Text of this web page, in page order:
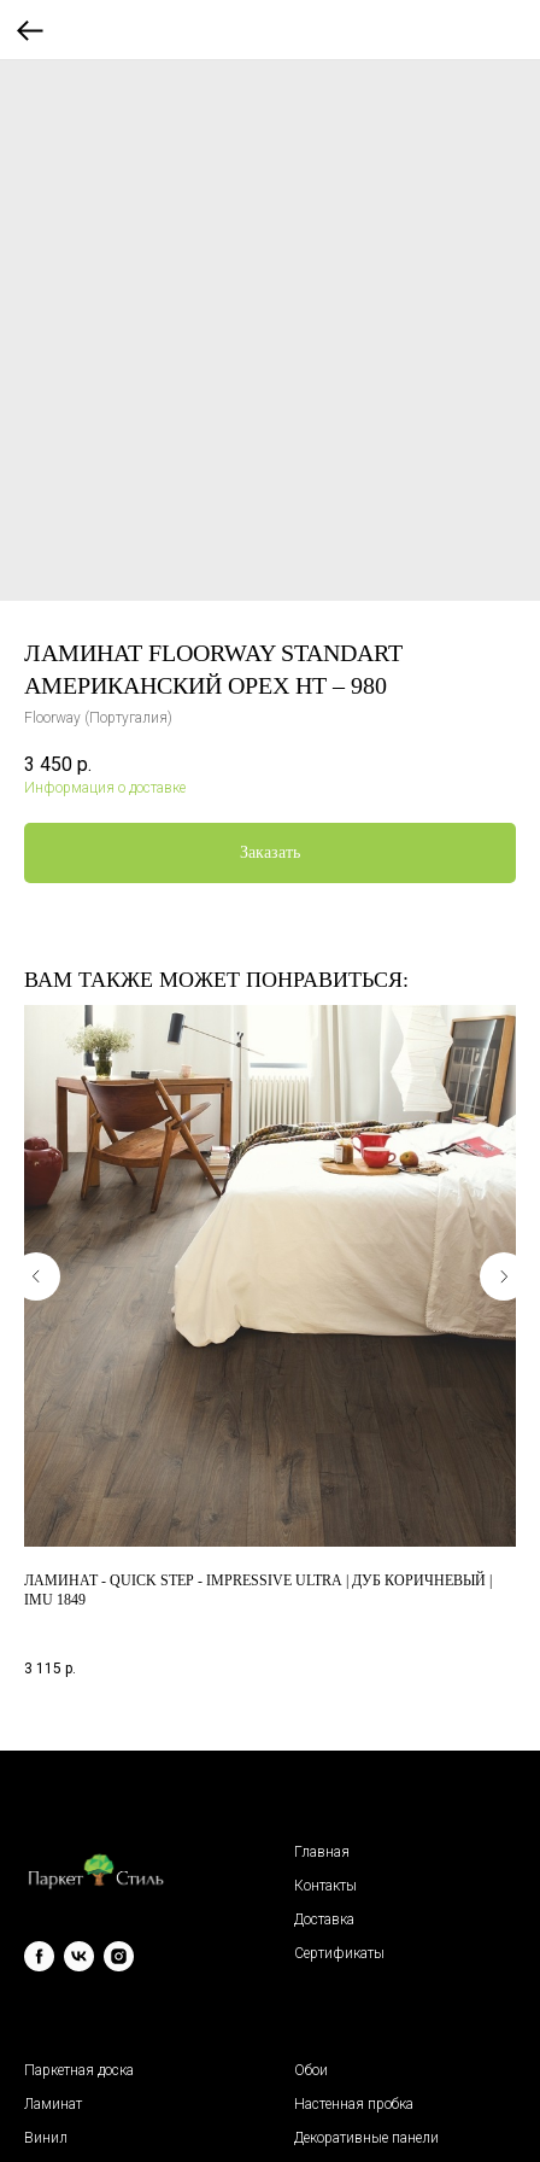
ЛАМИНАТ FLOORWAY STANDART
АМЕРИКАНСКИЙ ОРЕХ HT – 980
Floorway (Португалия)
3 450 р.
Информация о доставке
Заказать
ВАМ ТАКЖЕ МОЖЕТ ПОНРАВИТЬСЯ:
ЛАМИНАТ - QUICK STEP - IMPRESSIVE ULTRA | ДУБ КОРИЧНЕВЫЙ |
IMU 1849
3 115 р.
Главная
Контакты
Доставка
Сертификаты
Паркетная доска
Ламинат
Винил
Обои
Настенная пробка
Декоративные панели